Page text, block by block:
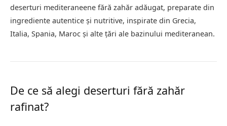
deserturi mediteraneene fără zahăr adăugat, preparate din
ingrediente autentice și nutritive, inspirate din Grecia,
Italia, Spania, Maroc și alte țări ale bazinului mediteranean.
De ce să alegi deserturi fără zahăr
rafinat?